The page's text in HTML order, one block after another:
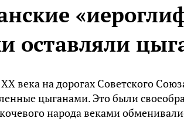
оставляли
века на дорогах Советского
цыганами. Это были
народа веками